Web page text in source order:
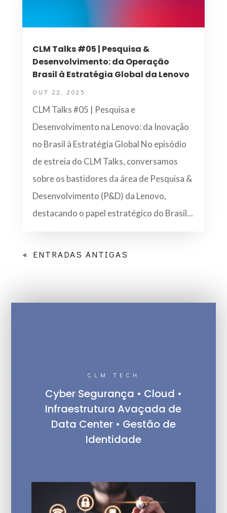
CLM Talks #05 | Pesquisa &
Desenvolvimento: da Operação
Brasil à Estratégia Global da Lenovo
OUT 22, 2025
CLM Talks #05 | Pesquisa e
Desenvolvimento na Lenovo: da Inovação
no Brasil à Estratégia Global No episódio
de estreia do CLM Talks, conversamos
sobre os bastidores da área de Pesquisa &
Desenvolvimento (P&D) da Lenovo,
destacando o papel estratégico do Brasil...
« ENTRADAS ANTIGAS
CLM TECH
Cyber Segurança • Cloud •
Infraestrutura Avaçada de
Data Center • Gestão de
Identidade